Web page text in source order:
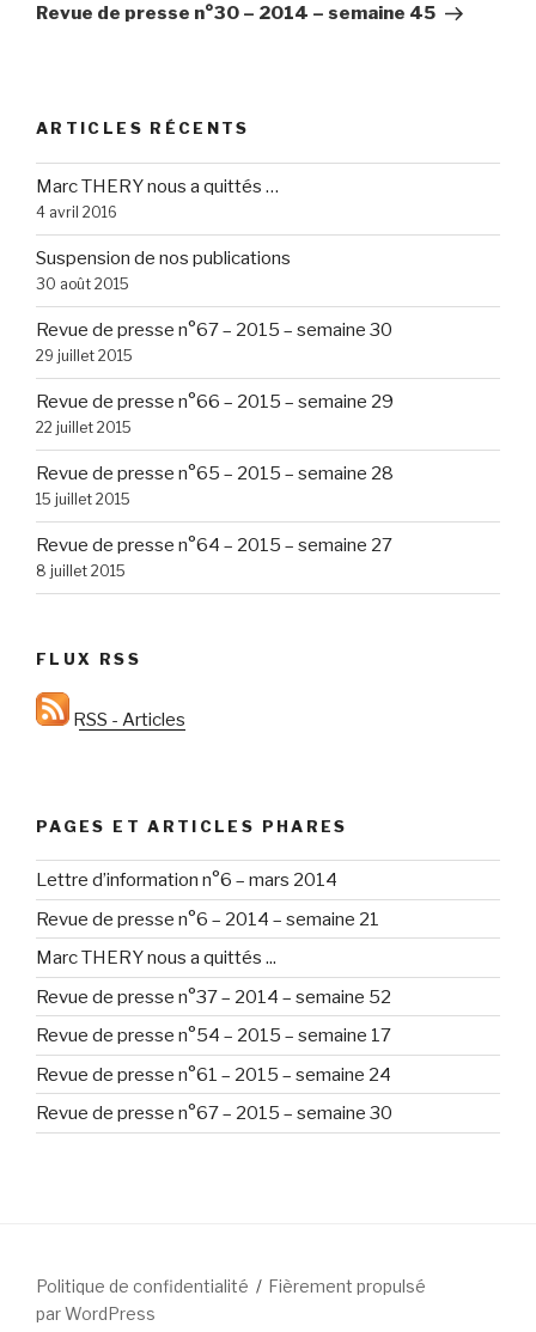
suivant
Revue de presse n°30 – 2014 – semaine 45
ARTICLES RÉCENTS
Marc THERY nous a quittés …
4 avril 2016
Suspension de nos publications
30 août 2015
Revue de presse n°67 – 2015 – semaine 30
29 juillet 2015
Revue de presse n°66 – 2015 – semaine 29
22 juillet 2015
Revue de presse n°65 – 2015 – semaine 28
15 juillet 2015
Revue de presse n°64 – 2015 – semaine 27
8 juillet 2015
FLUX RSS
RSS - Articles
PAGES ET ARTICLES PHARES
Lettre d’information n°6 – mars 2014
Revue de presse n°6 – 2014 – semaine 21
Marc THERY nous a quittés ...
Revue de presse n°37 – 2014 – semaine 52
Revue de presse n°54 – 2015 – semaine 17
Revue de presse n°61 – 2015 – semaine 24
Revue de presse n°67 – 2015 – semaine 30
Politique de confidentialité
Fièrement propulsé
par WordPress